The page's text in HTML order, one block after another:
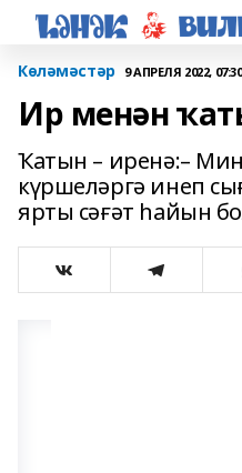
Көләмәстәр 9 АПРЕЛЯ 2022, 07:30
Ир менән
Ҡатын – иренә:–
күршеләргә инеп
ярты сәғәт һайын